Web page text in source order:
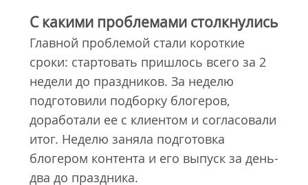
С какими проблемами столкнулись
Главной проблемой стали короткие
сроки: стартовать пришлось всего за 2
недели до праздников. За неделю
подготовили подборку блогеров,
доработали ее с клиентом и согласовали
итог. Неделю заняла подготовка
блогером контента и его выпуск за день-
два до праздника.